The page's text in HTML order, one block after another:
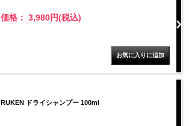
価格： 3,980円(税込)
RUKEN ドライシャンプー 100ml